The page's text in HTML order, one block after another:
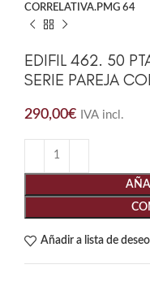
CORRELATIVA.PMG 64
EDIFIL 462. 50
SERIE PAREJA
290,00€ IVA incl.
Añadir a lista de